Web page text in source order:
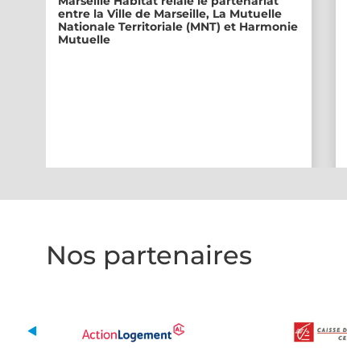
entre la Ville de Marseille, La Mutuelle
Nationale Territoriale (MNT) et Harmonie
Mutuelle
Nos partenaires